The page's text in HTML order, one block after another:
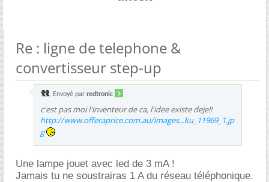
Re : ligne de telephone &
convertisseur step-up
Envoyé par redtronic
c'est pas moi l'inventeur de ca, l'idee existe deje!!
http://www.offeraprice.com.au/images...ku_11969_1.jp
g
Une lampe jouet avec led de 3 mA !
Jamais tu ne soustrairas 1 A du réseau téléphonique.